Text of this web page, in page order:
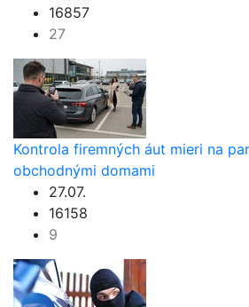
16857
27
Kontrola firemných áut mieri na
obchodnými domami
27.07.
16158
9